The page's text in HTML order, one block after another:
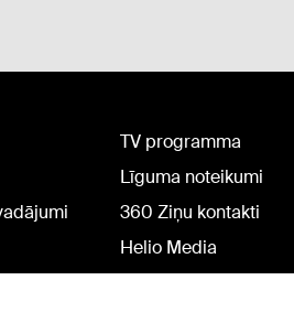
TV programma
Līguma noteikumi
360 Ziņu kontakti
Helio Media